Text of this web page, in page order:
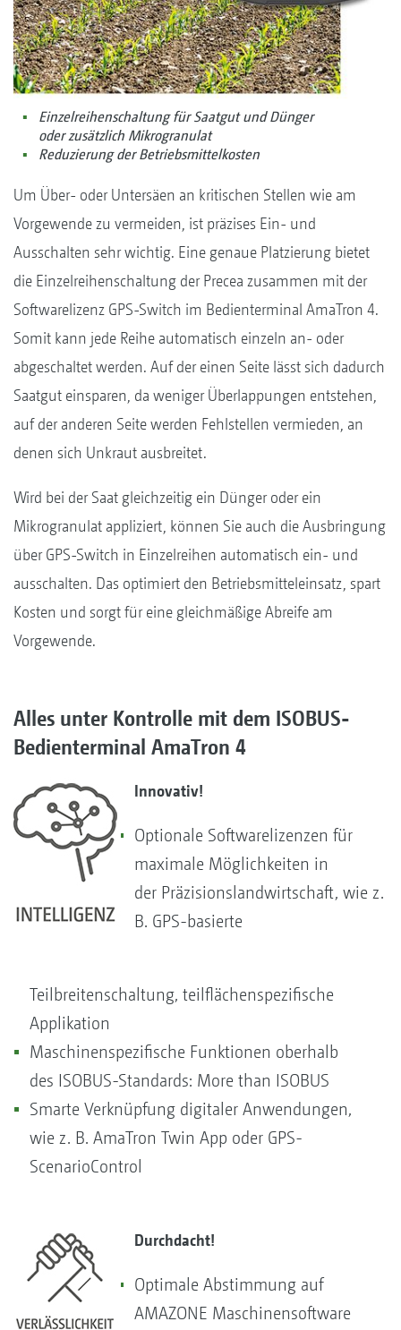
Einzelreihenschaltung für Saatgut und Dünger
oder zusätzlich Mikrogranulat
Reduzierung der Betriebsmittelkosten
Um Über- oder Untersäen an kritischen Stellen wie am
Vorgewende zu vermeiden, ist präzises Ein- und
Ausschalten sehr wichtig. Eine genaue Platzierung bietet
die Einzelreihenschaltung der Precea zusammen mit der
Softwarelizenz GPS-Switch im Bedienterminal AmaTron 4.
Somit kann jede Reihe automatisch einzeln an- oder
abgeschaltet werden. Auf der einen Seite lässt sich dadurch
Saatgut einsparen, da weniger Überlappungen entstehen,
auf der anderen Seite werden Fehlstellen vermieden, an
denen sich Unkraut ausbreitet.
Wird bei der Saat gleichzeitig ein Dünger oder ein
Mikrogranulat appliziert, können Sie auch die Ausbringung
über GPS-Switch in Einzelreihen automatisch ein- und
ausschalten. Das optimiert den Betriebsmitteleinsatz, spart
Kosten und sorgt für eine gleichmäßige Abreife am
Vorgewende.
Alles unter Kontrolle mit dem ISOBUS-
Bedienterminal AmaTron 4
Innovativ!
Optionale Softwarelizenzen für
maximale Möglichkeiten in
der Präzisionslandwirtschaft, wie z.
B. GPS-basierte
Teilbreitenschaltung, teilflächenspezifische
Applikation
Maschinenspezifische Funktionen oberhalb
des ISOBUS-Standards: More than ISOBUS
Smarte Verknüpfung digitaler Anwendungen,
wie z. B. AmaTron Twin App oder GPS-
ScenarioControl
Durchdacht!
Optimale Abstimmung auf
AMAZONE Maschinensoftware